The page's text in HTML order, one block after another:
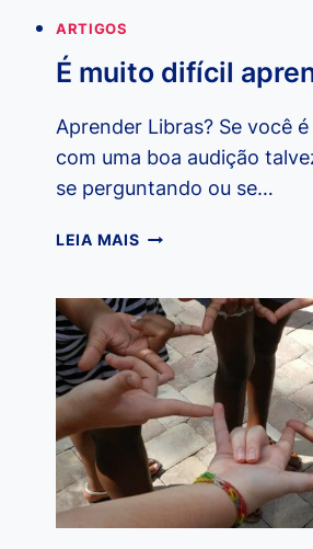
ARTIGOS
É muito difícil
Aprender Libras? Se você
com uma boa audição
se perguntando ou se…
LEIA MAISÉ
APRENDER
LIBRAS?